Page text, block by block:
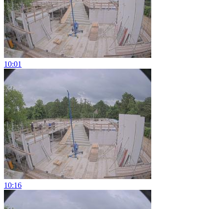
10:01
10:16